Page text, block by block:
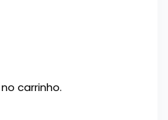
carrinho.